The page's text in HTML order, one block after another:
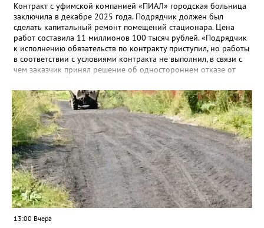
Контракт с уфимской компанией «ПИАЛ» городская больница
заключила в декабре 2025 года. Подрядчик должен был
сделать капитальный ремонт помещений стационара. Цена
работ составила 11 миллионов 100 тысяч рублей. «Подрядчик
к исполнению обязательств по контракту приступил, но работы
в соответствии с условиями контракта не выполнил, в связи с
чем заказчик принял решение об одностороннем отказе от
Челябинском УФАС. Антимонопольная служба приняла
решение включить ООО «ПИАЛ» в реестр недобросовестных
поставщиков. В чёрном списке уфимский подрядчик будет два
года.
13:00 Вчера